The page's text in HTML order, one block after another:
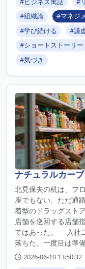
#組織論
#マネジ
#学び続ける
#謙
#ショートストーリー
#気づき
ナチュラルカーブ
北見保夫の机は、フ
座でもない、ただ通
着型のドラッグスト
店舗を巡回する店舗
てはあった。 入社
落ちた。一度目は準
2026-06-10 13:50:32